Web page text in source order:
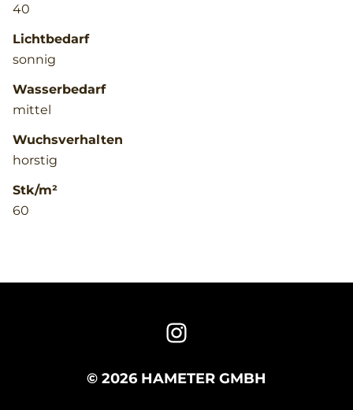
40
Lichtbedarf
sonnig
Wasserbedarf
mittel
Wuchsverhalten
horstig
Stk/m²
60
© 2026 HAMETER GMBH